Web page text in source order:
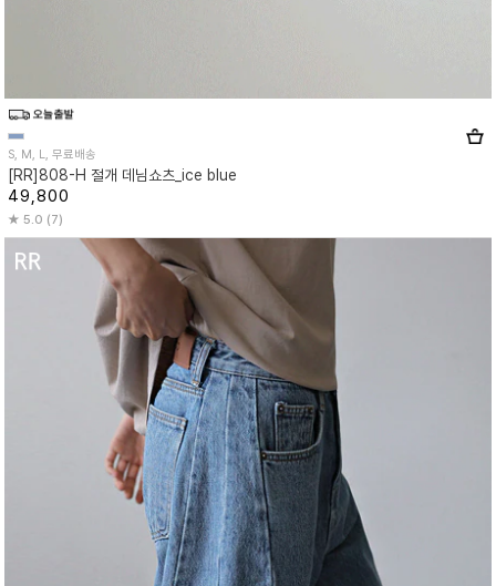
S, M, L, 무료배송
[RR]808-H 절개 데님쇼츠_ice blue
49,800
5.0 (7)